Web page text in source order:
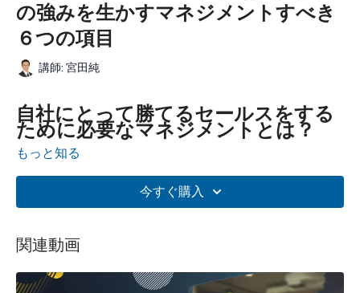
の強みを生かすマネジメントすべき
６つの項目
講師: 宮田純
自社にとって勝てるセールスをする
ために必要なマネジメントとは？
営業戦略に基づき、常日頃営業活動をされてらっしゃると思いま
しかし、期初や年始などは心機一転励もうと思っていても、期中
通年を通して綿密に立てた計画に沿って活動はできていますでし
マネジメント層の皆様は、計画に沿って部下を指導するようなマ
もっと知る
今すぐ購入
関連動画